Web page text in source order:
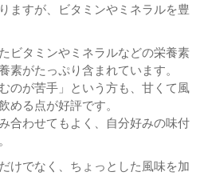
ますが、ビタミンやミネラルを豊
ビタミンやミネラルなどの栄養素
素がたっぷり含まれています。
のが苦手」という方も、甘くて風
める点が好評です。
合わせてもよく、自分好みの味付
けでなく、ちょっとした風味を加